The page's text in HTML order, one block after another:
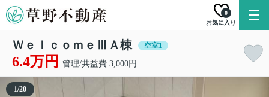
お気に入り
0
ＷｅｌｃｏｍｅⅢＡ棟 空室1
6.4万円 管理/共益費 3,000円
1/20